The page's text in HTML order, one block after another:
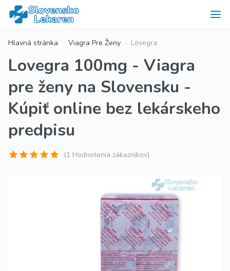
Hlavná stránka Viagra Pre Ženy Lovegra
Lovegra 100mg - Viagra
pre ženy na Slovensku -
Kúpiť online bez lekárskeho
predpisu
(1 Hodnotenia zákazníkov)